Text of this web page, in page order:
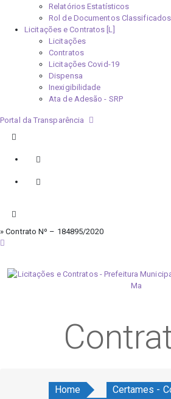
Relatórios Estatísticos
Rol de Documentos
Licitações e Contratos [L]
Licitações
Contratos
Licitações Covid-19
Dispensa
Inexigibilidade
Ata de Adesão - SRP
Portal da Transparência
» Contrato Nº – 184895/2020
Home
Certames -